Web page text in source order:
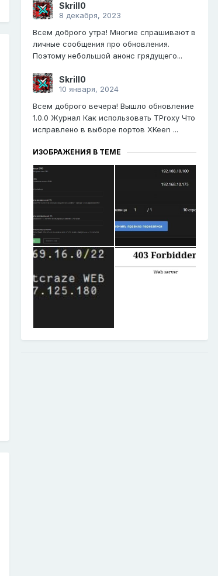
Skrill0
8 декабря, 2023
Всем доброго утра! Многие спрашивают в
личные сообщения про обновления.
Поэтому небольшой анонс грядущего...
Skrill0
10 января, 2024
Всем доброго вечера! Вышло обновление
1.0.0 Журнал Как использовать TProxy Что
исправлено в выборе портов XKeen ...
ИЗОБРАЖЕНИЯ В ТЕМЕ